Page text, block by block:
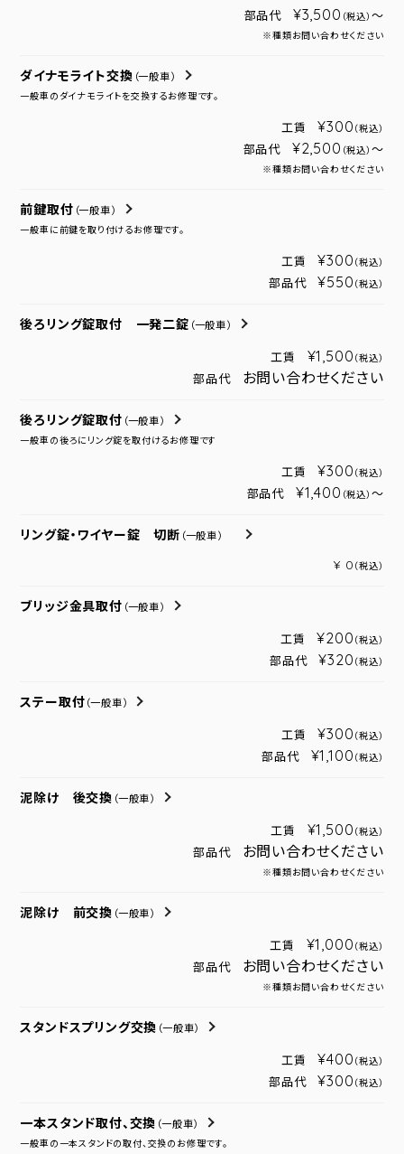
部品代 ¥3,500 （税込） ～
※種類お問い合わせください
ダイナモライト交換 （一般車）
一般車のダイナモライトを交換するお修理です。
工賃 ¥300 （税込）
部品代 ¥2,500 （税込） ～
※種類お問い合わせください
前鍵取付 （一般車）
一般車に前鍵を取り付けるお修理です。
工賃 ¥300 （税込）
部品代 ¥550 （税込）
後ろリング錠取付 一発二錠 （一般車）
工賃 ¥1,500 （税込）
部品代 お問い合わせください
後ろリング錠取付 （一般車）
一般車の後ろにリング錠を取付けるお修理です
工賃 ¥300 （税込）
部品代 ¥1,400 （税込） ～
リング錠・ワイヤー錠 切断 （一般車）
¥ 0 （税込）
ブリッジ金具取付 （一般車）
工賃 ¥200 （税込）
部品代 ¥320 （税込）
ステー取付 （一般車）
工賃 ¥300 （税込）
部品代 ¥1,100 （税込）
泥除け 後交換 （一般車）
工賃 ¥1,500 （税込）
部品代 お問い合わせください
※種類お問い合わせください
泥除け 前交換 （一般車）
工賃 ¥1,000 （税込）
部品代 お問い合わせください
※種類お問い合わせください
スタンドスプリング交換 （一般車）
工賃 ¥400 （税込）
部品代 ¥300 （税込）
一本スタンド取付、交換 （一般車）
一般車の一本スタンドの取付、交換のお修理です。